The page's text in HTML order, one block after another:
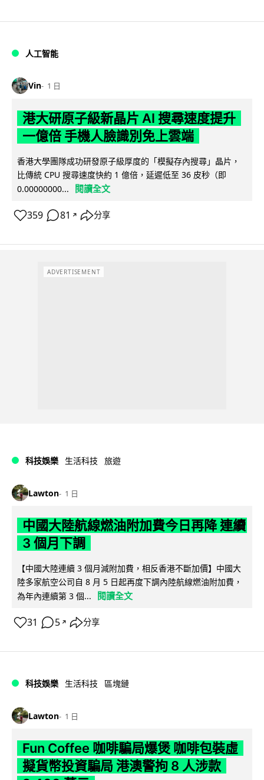
人工智能
Vin 1 日
港大研原子級新晶片 AI 搜尋速度提升
一億倍 手機人臉識別免上雲端
香港大學團隊成功研發原子級厚度的「模擬存內搜尋」晶片，
比傳統 CPU 搜尋速度快約 1 億倍，延遲低至 36 皮秒（即
0.00000000...
閱讀全文
359 81 ↗ 分享
ADVERTISEMENT
科技娛樂 生活科技 旅遊
Lawton 1 日
中國大陸航線燃油附加費今日再降 連續
3 個月下調
【中國大陸連續 3 個月減附加費，相反香港不斷加價】中國大
陸多家航空公司自 8 月 5 日起再度下調內陸航線燃油附加費，
為年內連續第 3 個...
閱讀全文
31 5 ↗ 分享
科技娛樂 生活科技 區塊鏈
Lawton 1 日
Fun Coffee 咖啡騙局爆煲 咖啡包裝虛
擬貨幣投資騙局 港澳警拘 8 人涉款